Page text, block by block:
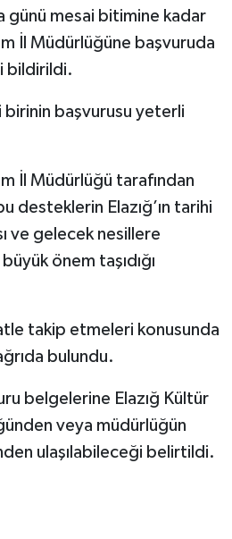
günü mesai bitimine kadar
İl Müdürlüğüne başvuruda
bildirildi.
başvurusu yeterli
İl Müdürlüğü tarafından
desteklerin Elazığ’ın tarihi
ve gelecek nesillere
büyük önem taşıdığı
takip etmeleri konusunda
bulundu.
belgelerine Elazığ Kültür
veya müdürlüğün
ulaşılabileceği belirtildi.